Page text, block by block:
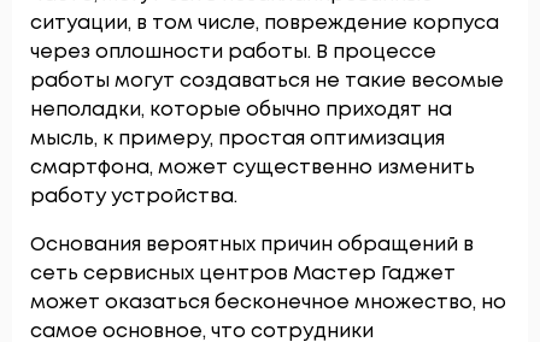
ситуации, в том числе, повреждение корпуса
через оплошности работы. В процессе
работы могут создаваться не такие весомые
неполадки, которые обычно приходят на
мысль, к примеру, простая оптимизация
смартфона, может существенно изменить
работу устройства.
Основания вероятных причин обращений в
сеть сервисных центров Мастер Гаджет
может оказаться бесконечное множество, но
самое основное, что сотрудники